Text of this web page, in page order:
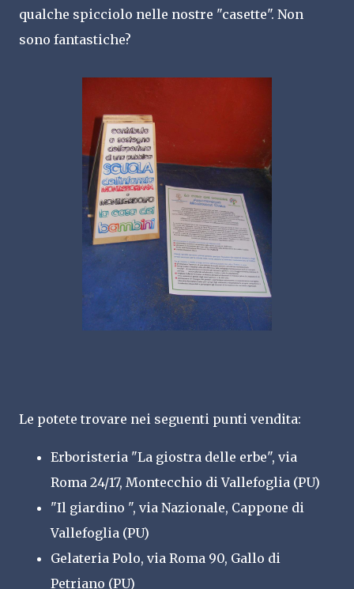
qualche spicciolo nelle nostre "casette". Non
sono fantastiche?
Le potete trovare nei seguenti punti vendita:
Erboristeria "La giostra delle erbe", via
Roma 24/17, Montecchio di Vallefoglia (PU)
"Il giardino ", via Nazionale, Cappone di
Vallefoglia (PU)
Gelateria Polo, via Roma 90, Gallo di
Petriano (PU)